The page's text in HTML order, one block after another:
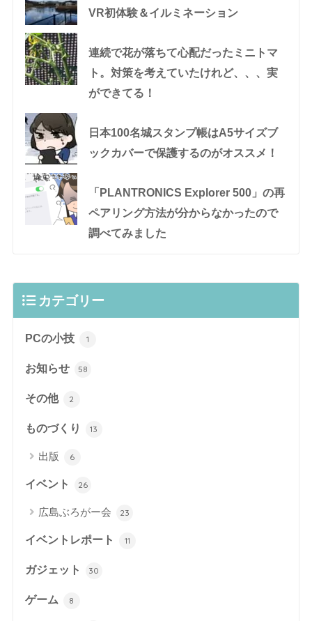
VR初体験＆イルミネーション
連続で花が落ちて心配だったミニトマ
ト。対策を考えていたけれど、、、実
ができてる！
日本100名城スタンプ帳はA5サイズブ
ックカバーで保護するのがオススメ！
「PLANTRONICS Explorer 500」の再
ペアリング方法が分からなかったので
調べてみました
カテゴリー
PCの小技 1
お知らせ 58
その他 2
ものづくり 13
出版 6
イベント 26
広島ぶろがー会 23
イベントレポート 11
ガジェット 30
ゲーム 8